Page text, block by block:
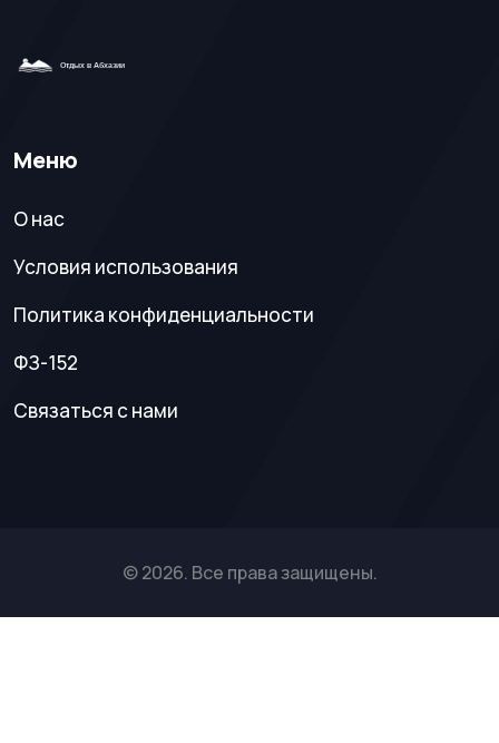
Меню
О нас
Условия использования
Политика конфиденциальности
ФЗ-152
Связаться с нами
© 2026. Все права защищены.